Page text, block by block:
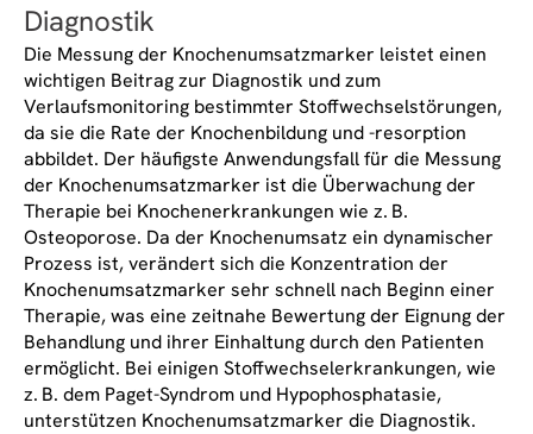
Diagnostik
Die Messung der Knochenumsatzmarker leistet einen
wichtigen Beitrag zur Diagnostik und zum
Verlaufsmonitoring bestimmter Stoffwechselstörungen,
da sie die Rate der Knochenbildung und -resorption
abbildet. Der häufigste Anwendungsfall für die Messung
der Knochenumsatzmarker ist die Überwachung der
Therapie bei Knochenerkrankungen wie z. B.
Osteoporose. Da der Knochenumsatz ein dynamischer
Prozess ist, verändert sich die Konzentration der
Knochenumsatzmarker sehr schnell nach Beginn einer
Therapie, was eine zeitnahe Bewertung der Eignung der
Behandlung und ihrer Einhaltung durch den Patienten
ermöglicht. Bei einigen Stoffwechselerkrankungen, wie
z. B. dem Paget-Syndrom und Hypophosphatasie,
unterstützen Knochenumsatzmarker die Diagnostik.